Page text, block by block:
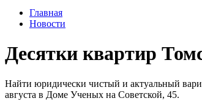
Главная
Новости
Десятки квартир
Найти юридически чистый и актуальный
августа в Доме Ученых на Советской, 45.